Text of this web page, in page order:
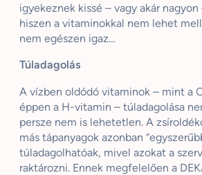
igyekeznek kissé – vagy akár
hiszen a vitaminokkal nem lehet
nem egészen igaz…
Túladagolás
A vízben oldódó vitaminok – mint a
éppen a H-vitamin – túladagolása
persze nem is lehetetlen. A
más tápanyagok azonban
túladagolhatóak, mivel azokat a
raktározni. Ennek megfelelően a